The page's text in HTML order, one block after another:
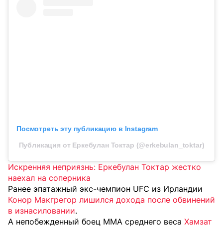
Посмотреть эту публикацию в Instagram
Публикация от Еркебулан Токтар (@erkebulan_toktar)
Искренняя неприязнь: Еркебулан Токтар жестко
наехал на соперника
Ранее эпатажный экс-чемпион UFC из Ирландии
Конор Макгрегор лишился дохода после обвинений
в изнасиловании.
А непобежденный боец MMA среднего веса Хамзат